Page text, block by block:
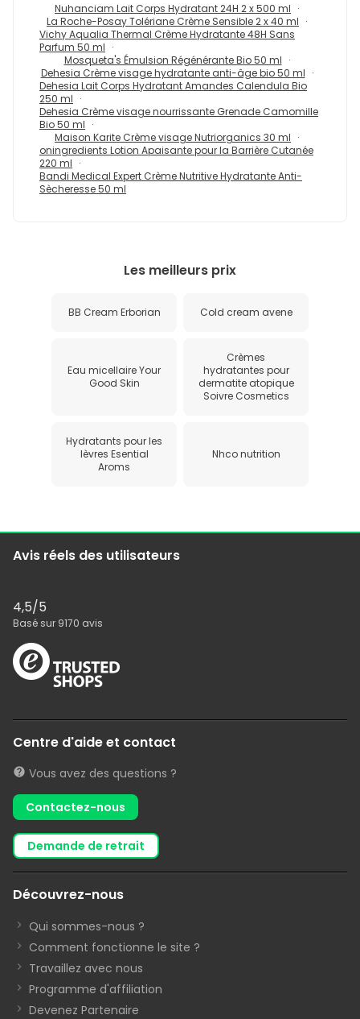
Nuhanciam Lait Corps Hydratant 24H 2 x 500 ml
La Roche-Posay Tolériane Crème Sensible 2 x 40 ml
Vichy Aqualia Thermal Crème Hydratante 48H Sans
Parfum 50 ml
Mosqueta's Émulsion Régénérante Bio 50 ml
Dehesia Crème visage hydratante anti-âge bio 50 ml
Dehesia Lait Corps Hydratant Amandes Calendula Bio
250 ml
Dehesia Crème visage nourrissante Grenade Camomille
Bio 50 ml
Maison Karite Crème visage Nutriorganics 30 ml
oningredients Lotion Apaisante pour la Barrière Cutanée
220 ml
Bandi Medical Expert Crème Nutritive Hydratante Anti-
Sècheresse 50 ml
Les meilleurs prix
BB Cream Erborian Cold cream avene
Eau micellaire Your
Good Skin
Crèmes
hydratantes pour
dermatite atopique
Soivre Cosmetics
Hydratants pour les
lèvres Esential
Aroms
Nhco nutrition
Avis réels des utilisateurs
4,5/5
Basé sur 9170 avis
Centre d'aide et contact
Vous avez des questions ?
Contactez-nous
demande de retrait
Découvrez-nous
Qui sommes-nous ?
Comment fonctionne le site ?
Travaillez avec nous
Programme d'affiliation
Devenez Partenaire